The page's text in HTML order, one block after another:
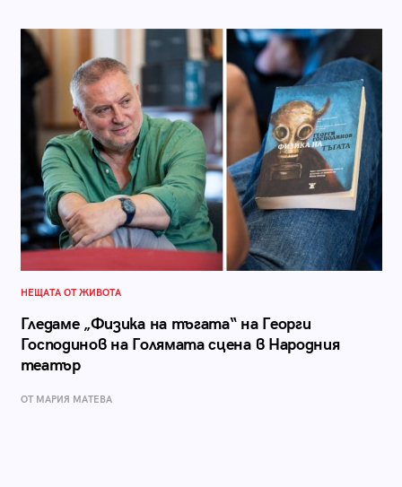
НЕЩАТА ОТ ЖИВОТА
Гледаме „Физика на тъгата“ на Георги
Господинов на Голямата сцена в Народния
театър
ОТ МАРИЯ МАТЕВА